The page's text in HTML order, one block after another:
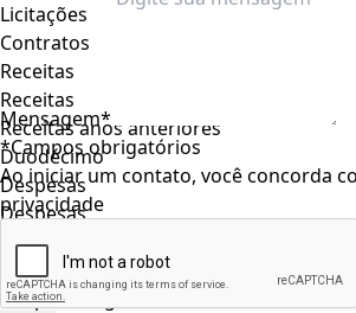
Mensagem*
*Campos obrigatórios
Ao iniciar um contato, você concorda
privacidade
Licitações
Contratos
Receitas
Receitas
Receitas anos anteriores
Duodécimo
Despesas
Despesas
Despesa Empenho
Despesa Liquidação
Despesa Pagamento